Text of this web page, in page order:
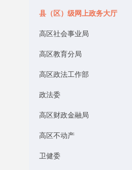
县（区）级网上政务大厅
高区社会事业局
高区教育分局
高区政法工作部
政法委
高区财政金融局
高区不动产
卫健委